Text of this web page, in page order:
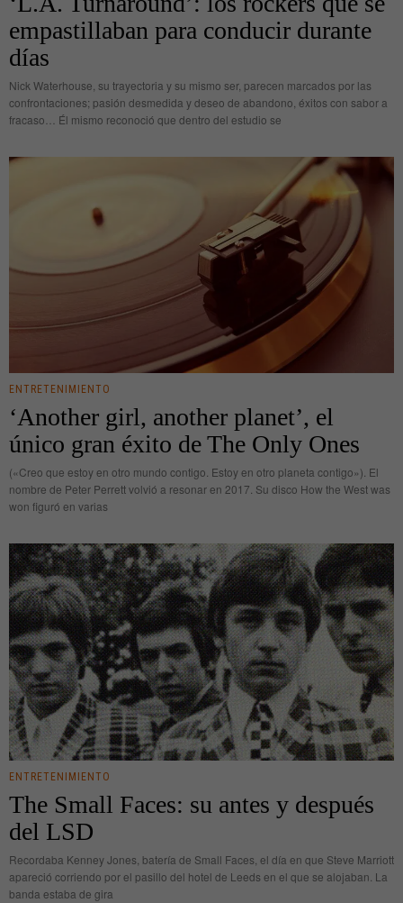
empastillaban para conducir durante
días
Nick Waterhouse, su trayectoria y su mismo ser, parecen marcados por las
confrontaciones; pasión desmedida y deseo de abandono, éxitos con sabor a
fracaso… Él mismo reconoció que dentro del estudio se
ENTRETENIMIENTO
‘Another girl, another planet’, el
único gran éxito de The Only Ones
(«Creo que estoy en otro mundo contigo. Estoy en otro planeta contigo»). El
nombre de Peter Perrett volvió a resonar en 2017. Su disco How the West was
won figuró en varias
ENTRETENIMIENTO
The Small Faces: su antes y después
del LSD
Recordaba Kenney Jones, batería de Small Faces, el día en que Steve Marriott
apareció corriendo por el pasillo del hotel de Leeds en el que se alojaban. La
banda estaba de gira